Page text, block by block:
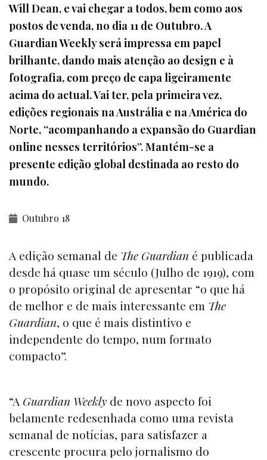
Will Dean, e vai chegar a todos, bem como aos
postos de venda, no dia 11 de Outubro. A
Guardian Weekly será impressa em papel
brilhante, dando mais atenção ao design e à
fotografia, com preço de capa ligeiramente
acima do actual. Vai ter, pela primeira vez,
edições regionais na Austrália e na América do
Norte, “acompanhando a expansão do Guardian
online nesses territórios”. Mantém-se a
presente edição global destinada ao resto do
mundo.
Outubro 18
A edição semanal de The Guardian é publicada
desde há quase um século (Julho de 1919), com
o propósito original de apresentar “o que há
de melhor e de mais interessante em The
Guardian, o que é mais distintivo e
independente do tempo, num formato
compacto”.
“A Guardian Weekly de novo aspecto foi
belamente redesenhada como uma revista
semanal de notícias, para satisfazer a
crescente procura pelo jornalismo do